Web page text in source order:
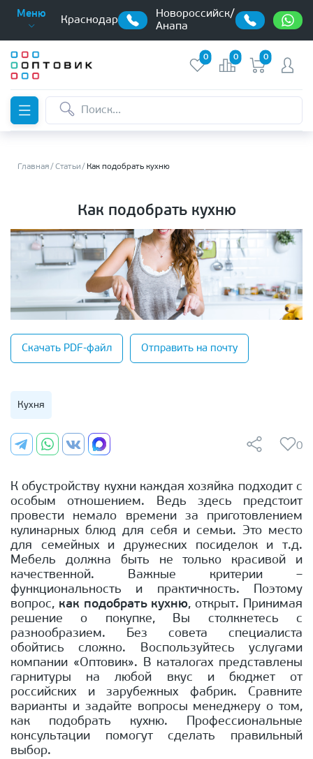
Меню
Краснодар
Новороссийск/
Анапа
0 0 0
Главная Статьи Как подобрать кухню
Как подобрать кухню
Скачать PDF-файл Отправить на почту
Кухня
0
К обустройству кухни каждая хозяйка подходит с
особым отношением. Ведь здесь предстоит
провести немало времени за приготовлением
кулинарных блюд для себя и семьи. Это место
для семейных и дружеских посиделок и т.д.
Мебель должна быть не только красивой и
качественной. Важные критерии –
функциональность и практичность. Поэтому
вопрос, как подобрать кухню, открыт. Принимая
решение о покупке, Вы столкнетесь с
разнообразием. Без совета специалиста
обойтись сложно. Воспользуйтесь услугами
компании «Оптовик». В каталогах представлены
гарнитуры на любой вкус и бюджет от
российских и зарубежных фабрик. Сравните
варианты и задайте вопросы менеджеру о том,
как подобрать кухню. Профессиональные
консультации помогут сделать правильный
выбор.